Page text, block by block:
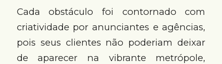
Cada obstáculo foi contornado com
criatividade por anunciantes e agências,
pois seus clientes não poderiam deixar
de aparecer na vibrante metrópole,